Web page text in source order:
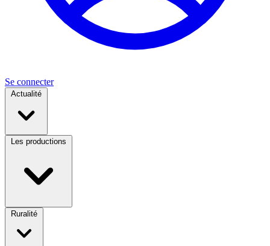
Se connecter
Actualité
Les productions
Ruralité